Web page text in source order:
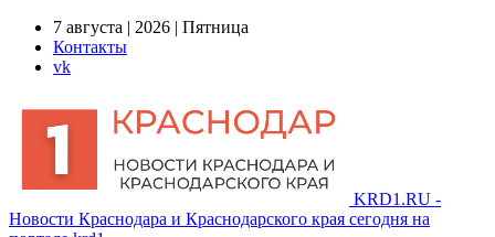
7 августа | 2026 | Пятница
Контакты
vk
KRD1.RU -
Новости Краснодара и Краснодарского края сегодня на